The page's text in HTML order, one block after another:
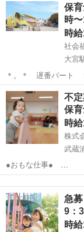
希望によって配属園が変わります！ 9：
があり、家族...
保
時
時
社会
大宮
＊。＊ 遅番パート ＊。＊ 定員70名の0〜5歳児の
☆彡 帰りの降園の時間をご担当いただきます。 ・16：00〜19：30 ・
週3日〜（扶養内OK） *★———アクセス———★* 大宮駅から約
2km...
埼玉 さいたま市
不
保育
時
株式
武蔵
●おもな仕事●
・月2回程度
務中の方のお休み代替
勤務 ...
急
9：
時